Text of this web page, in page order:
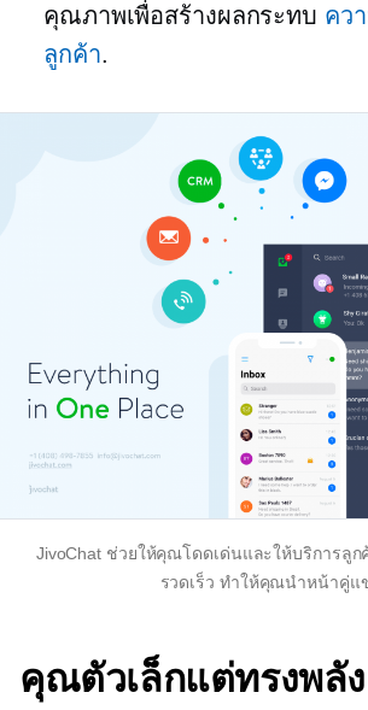
คุณภาพเพื่อสร้างผลกระทบ คว
ลูกค้า.
JivoChat ช่วยให้คุณโดดเด่นและให้บริการลูก
รวดเร็ว ทำให้คุณนำหน้าคู่แ
คุณตัวเล็กแต่ทรงพลัง